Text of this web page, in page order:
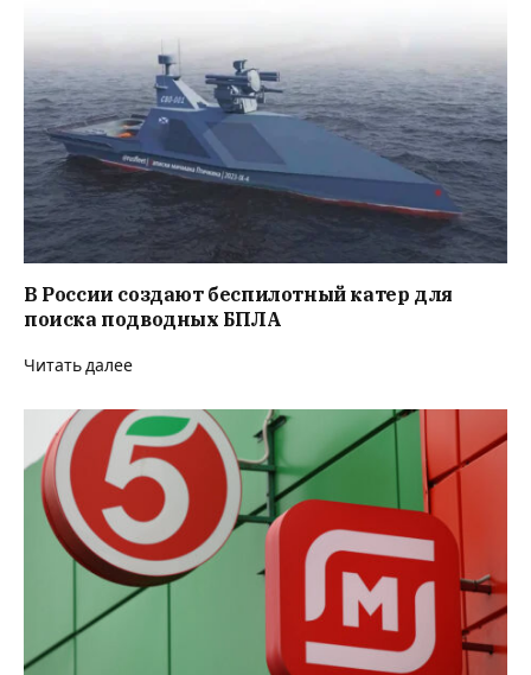
В России создают беспилотный катер для
поиска подводных БПЛА
Читать далее